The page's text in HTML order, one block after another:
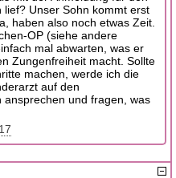
Unser Sohn kommt erst
haben also noch etwas Zeit.
OP (siehe andere
mal abwarten, was er
Zungenfreiheit macht. Sollte
machen, werde ich die
auf den
ansprechen und fragen, was